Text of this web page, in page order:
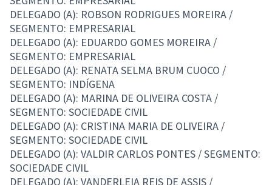
DELEGADO (A): ROBSON RODRIGUES MOREIRA /
SEGMENTO: EMPRESARIAL
DELEGADO (A): EDUARDO GOMES MOREIRA /
SEGMENTO: EMPRESARIAL
DELEGADO (A): RENATA SELMA BRUM CUOCO /
SEGMENTO: INDÍGENA
DELEGADO (A): MARINA DE OLIVEIRA COSTA /
SEGMENTO: SOCIEDADE CIVIL
DELEGADO (A): CRISTINA MARIA DE OLIVEIRA /
SEGMENTO: SOCIEDADE CIVIL
DELEGADO (A): VALDIR CARLOS PONTES / SEGMENTO:
SOCIEDADE CIVIL
DELEGADO (A): VANDERLEIA REIS DE ASSIS /